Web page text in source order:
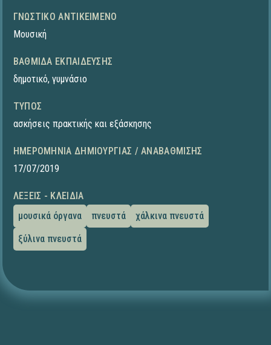
ΓΝΩΣΤΙΚΌ ΑΝΤΙΚΕΊΜΕΝΟ
Μουσική
ΒΑΘΜΊΔΑ ΕΚΠΑΊΔΕΥΣΗΣ
δημοτικό, γυμνάσιο
ΤΎΠΟΣ
ασκήσεις πρακτικής και εξάσκησης
ΗΜΕΡΟΜΗΝΊΑ ΔΗΜΙΟΥΡΓΊΑΣ / ΑΝΑΒΆΘΜΙΣΗΣ
17/07/2019
ΛΈΞΕΙΣ - ΚΛΕΙΔΙΆ
μουσικά όργανα
πνευστά
χάλκινα πνευστά
ξύλινα πνευστά